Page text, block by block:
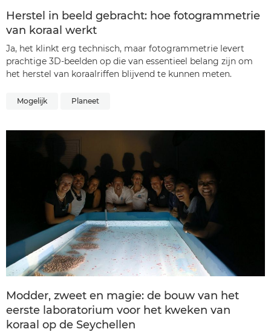
Herstel in beeld gebracht: hoe fotogrammetrie
van koraal werkt
Ja, het klinkt erg technisch, maar fotogrammetrie levert
prachtige 3D-beelden op die van essentieel belang zijn om
het herstel van koraalriffen blijvend te kunnen meten.
Mogelijk Planeet
Modder, zweet en magie: de bouw van het
eerste laboratorium voor het kweken van
koraal op de Seychellen